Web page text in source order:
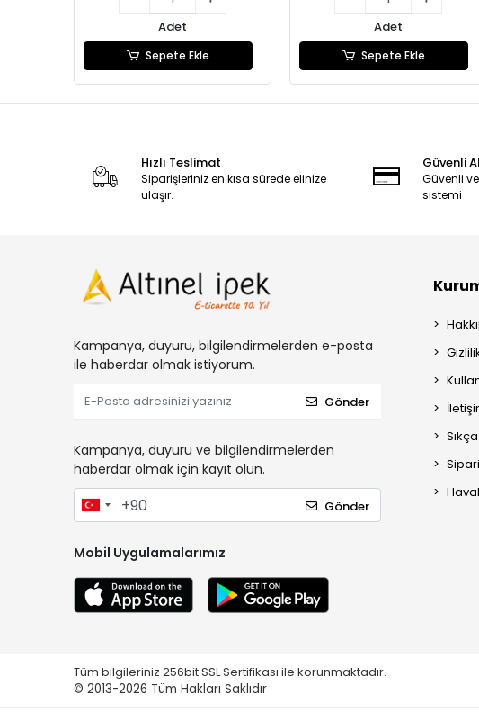
Adet
Sepete Ekle
Adet
Sepete Ekle
Hızlı Teslimat
Siparişleriniz en kısa sürede elinize
ulaşır.
Güvenli
Güvenli
sistemi
Kampanya, duyuru, bilgilendirmelerden e-posta
ile haberdar olmak istiyorum.
Gönder
Kampanya, duyuru ve bilgilendirmelerden
haberdar olmak için kayıt olun.
Gönder
Mobil Uygulamalarımız
Tüm bilgileriniz 256bit SSL Sertifikası ile korunmaktadır.
© 2013-2026 Tüm Hakları Saklıdır